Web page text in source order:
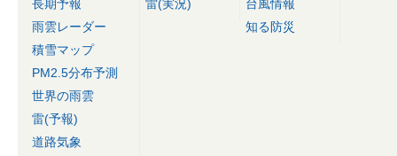
長期予報
雨雲レーダー
積雪マップ
PM2.5分布予測
世界の雨雲
雷(予報)
道路気象
雷(実況)
台風情報
知る防災